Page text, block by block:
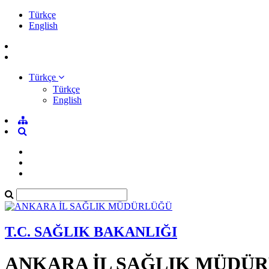
Türkçe
English
Türkçe
Türkçe
English
T.C. SAĞLIK BAKANLIĞI
ANKARA İL SAĞLIK